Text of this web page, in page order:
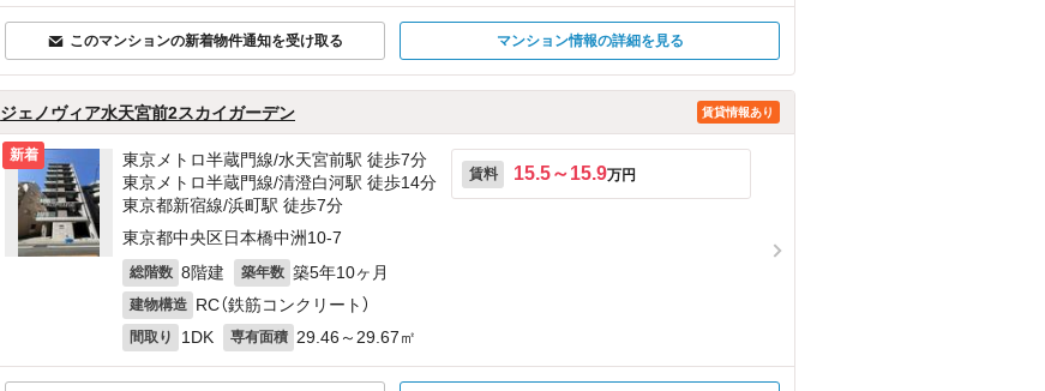
このマンションの新着物件通知を受け取る マンション情報の詳細を見る
ジェノヴィア水天宮前2スカイガーデン 賃貸情報あり
新着
東京メトロ半蔵門線/水天宮前駅 徒歩7分
東京メトロ半蔵門線/清澄白河駅 徒歩14分
東京都新宿線/浜町駅 徒歩7分
東京都中央区日本橋中洲10-7
総階数 8階建 築年数 築5年10ヶ月
建物構造 RC（鉄筋コンクリート）
間取り 1DK 専有面積 29.46～29.67㎡
賃料 15.5～15.9万円